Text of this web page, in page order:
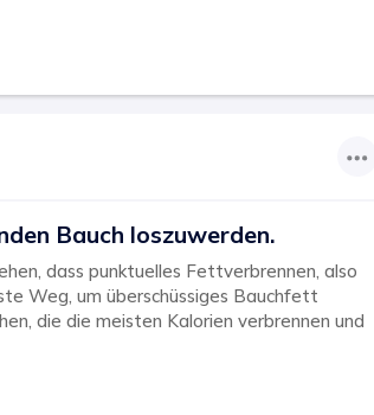
Bauch loszuwerden.
dass punktuelles Fettverbrennen, also
Weg, um überschüssiges Bauchfett
die die meisten Kalorien verbrennen und